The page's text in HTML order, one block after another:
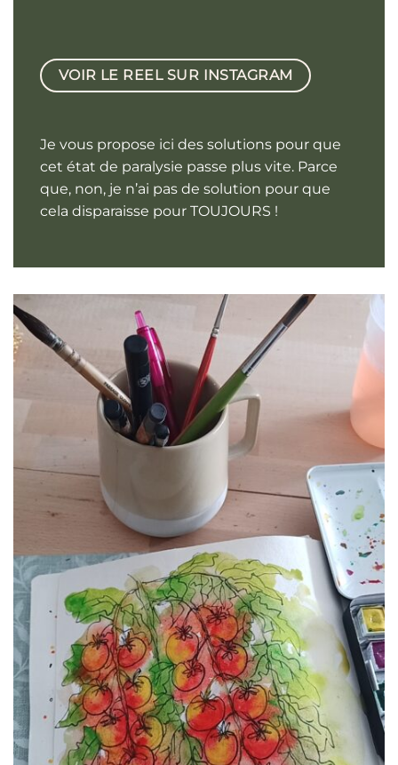
VOIR LE REEL SUR INSTAGRAM
Je vous propose ici des solutions pour que
cet état de paralysie passe plus vite. Parce
que, non, je n’ai pas de solution pour que
cela disparaisse pour TOUJOURS !